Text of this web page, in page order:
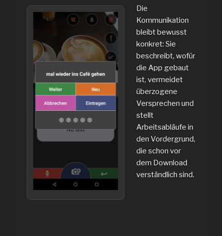
Die
Kommunikation
bleibt bewusst
konkret: Sie
beschreibt, wofür
die App gebaut
ist, vermeidet
überzogene
Versprechen und
stellt
Arbeitsabläufe in
den Vordergrund,
die schon vor
dem Download
verständlich sind.